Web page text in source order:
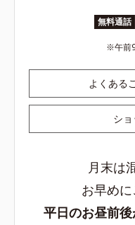
無料通話
午前
よくある
シ
月末は
お早めに
平日のお昼前